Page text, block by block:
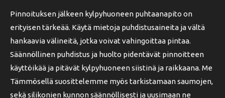
Pinnoituksen jälkeen kylpyhuoneen puhtaanapito on
erityisen tärkeää. Käytä mietoja puhdistusaineita ja vältä
hankaavia välineitä, jotka voivat vahingoittaa pintaa.
Säännöllinen puhdistus ja huolto pidentävät pinnoitteen
käyttöikää ja pitävät kylpyhuoneen siistinä ja raikkaana. Me
Tämmösellä suosittelemme myös tarkistamaan saumojen,
sekä silikonien kunnon säännöllisesti ja uusimaan ne